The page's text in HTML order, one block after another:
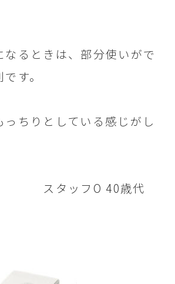
なるときは、部分使いがで
す。
っちりとしている感じがし
フO 40歳代